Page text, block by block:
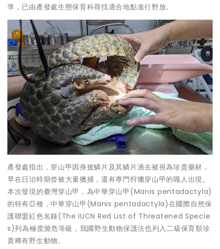
準，已由產發處生態保育科尋找適合地點進行野放。
產發處指出，穿山甲因身披鱗片及其鱗片過去被視為珍貴藥材，
早在日治時期曾被大量獵捕，還有專門狩獵穿山甲的職人出現。
本次發現的臺灣穿山甲，為中華穿山甲(Manis pentadactyla)
的特有亞種，中華穿山甲(Manis pentadactyla)在國際自然保
護聯盟紅色名錄(The IUCN Red List of Threatened Specie
s)列為極度瀕危等級，我國野生動物保護法也列入二級保育類珍
貴稀有野生動物。